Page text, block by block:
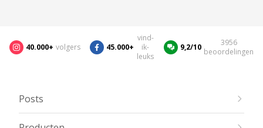
40.000+ volgers 45.000+
vind-
ik-
leuks
9,2/10
3956
beoordelingen
Posts